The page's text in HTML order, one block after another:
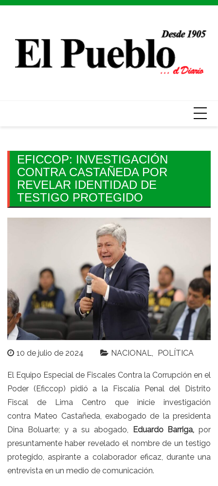
Skip
EFICCOP: INVESTIGACIÓN
CONTRA CASTAÑEDA POR
REVELAR IDENTIDAD DE
TESTIGO PROTEGIDO
10 de julio de 2024 NACIONAL POLÍTICA
El Equipo Especial de Fiscales Contra la Corrupción en el
Poder (Eficcop) pidió a la Fiscalía Penal del Distrito
Fiscal de Lima Centro que inicie investigación
contra Mateo Castañeda, exabogado de la presidenta
Dina Boluarte; y a su abogado, Eduardo Barriga, por
presuntamente haber revelado el nombre de un testigo
protegido, aspirante a colaborador eficaz, durante una
entrevista en un medio de comunicación.